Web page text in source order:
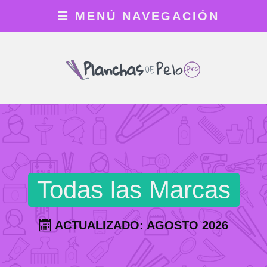
Todas las Marcas
ACTUALIZADO: AGOSTO 2026
☰ MENÚ NAVEGACIÓN